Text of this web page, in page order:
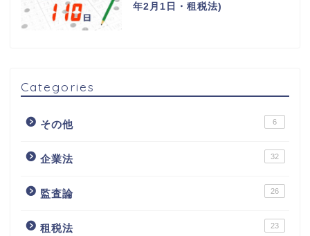
年2月1日・租税法)
Categories
その他 6
企業法 32
監査論 26
租税法 23